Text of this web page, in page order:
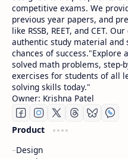
competitive exams. We
previous year papers, and
like RSSB, REET, and CET.
authentic study material
chances of success."Explore
solved math problems, step-
exercises for students of all
solving skills today."
Owner: Krishna Patel
Product
Design